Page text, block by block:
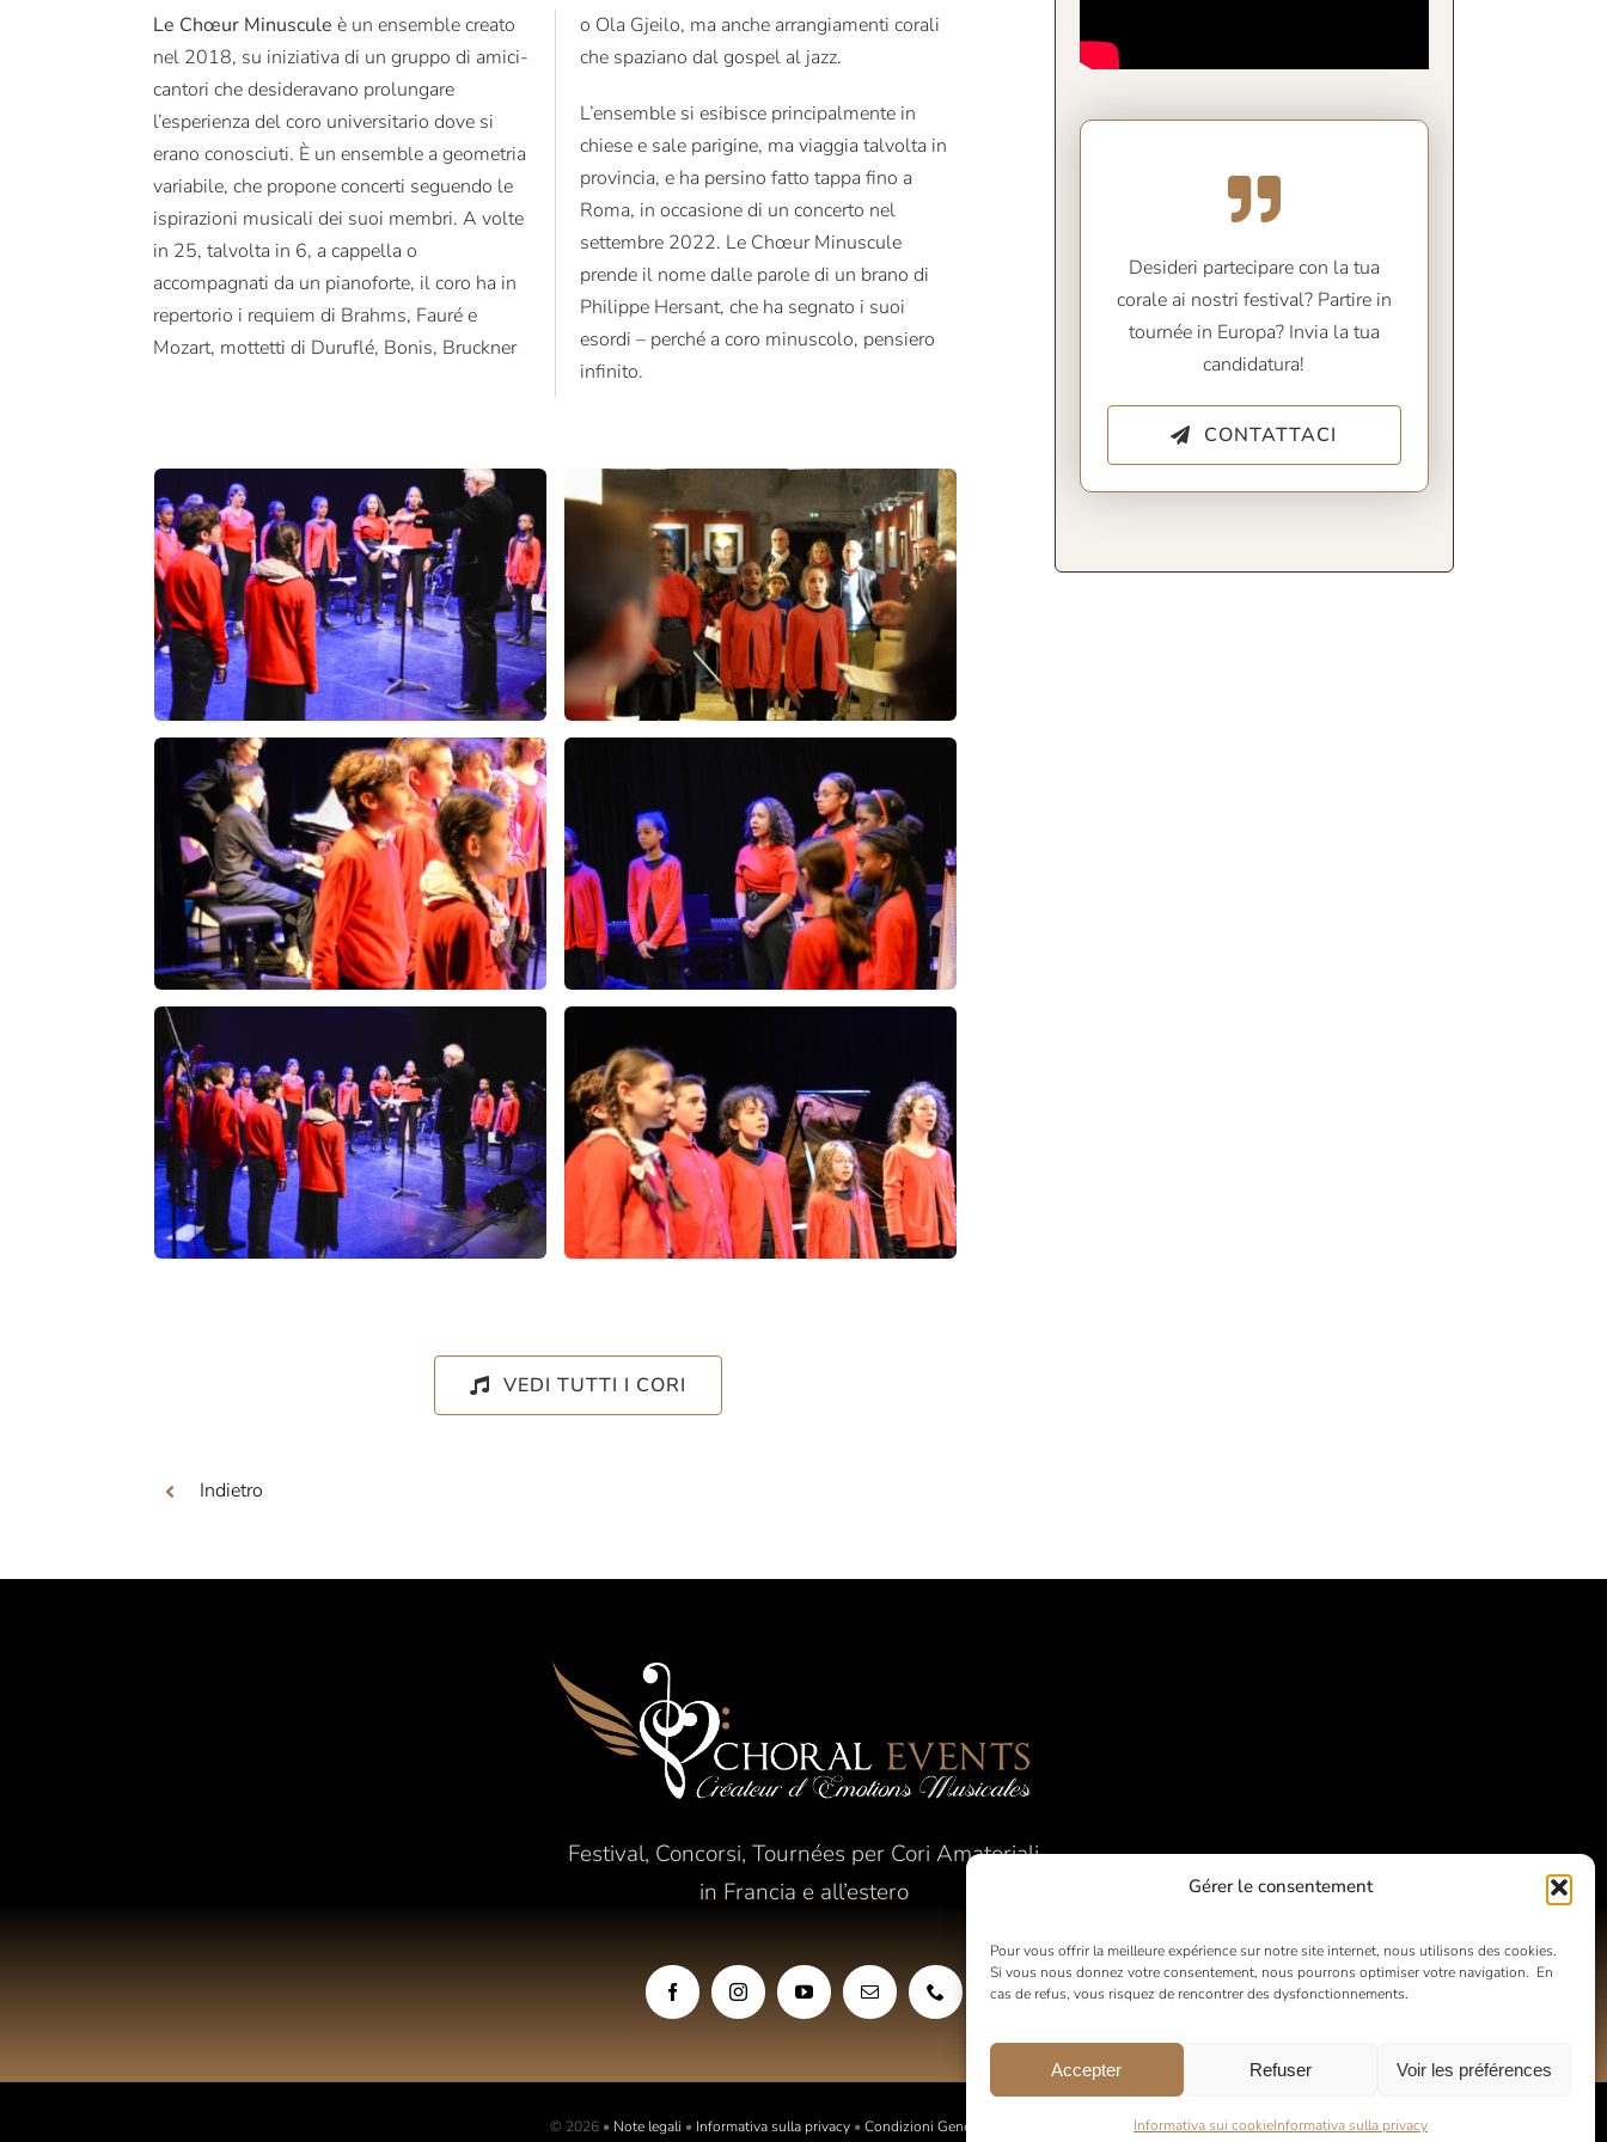
Gérer le consentement
Pour vous offrir la meilleure expérience sur notre site internet, nous utilisons des cookies.
Si vous nous donnez votre consentement, nous pourrons optimiser votre navigation. En
cas de refus, vous risquez de rencontrer des dysfonctionnements.
Accepter Refuser Voir les préférences
Informativa sui cookieInformativa sulla privacy
Le Chœur Minuscule è un ensemble creato
nel 2018, su iniziativa di un gruppo di amici-
cantori che desideravano prolungare
l’esperienza del coro universitario dove si
erano conosciuti. È un ensemble a geometria
variabile, che propone concerti seguendo le
ispirazioni musicali dei suoi membri. A volte
in 25, talvolta in 6, a cappella o
accompagnati da un pianoforte, il coro ha in
repertorio i requiem di Brahms, Fauré e
Mozart, mottetti di Duruflé, Bonis, Bruckner
o Ola Gjeilo, ma anche arrangiamenti corali
che spaziano dal gospel al jazz.
L’ensemble si esibisce principalmente in
chiese e sale parigine, ma viaggia talvolta in
provincia, e ha persino fatto tappa fino a
Roma, in occasione di un concerto nel
settembre 2022. Le Chœur Minuscule
prende il nome dalle parole di un brano di
Philippe Hersant, che ha segnato i suoi
esordi – perché a coro minuscolo, pensiero
infinito.
Desideri partecipare con la tua
corale ai nostri festival? Partire in
tournée in Europa? Invia la tua
candidatura!
CONTATTACI
VEDI TUTTI I CORI
Indietro
Festival, Concorsi, Tournées per Cori Amatoriali
in Francia e all’estero
© 2026 • Note legali • Informativa sulla privacy •Condizioni Generali di Vendita